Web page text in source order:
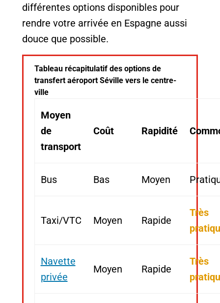
différentes options disponibles pour
rendre votre arrivée en Espagne aussi
douce que possible.
Tableau récapitulatif des options de
transfert aéroport Séville vers le centre-
ville
Moyen
de
transport
Coût Rapidité
Bus Bas Moyen
Taxi/VTC Moyen Rapide
Très
Navette
privée
Moyen Rapide
Très